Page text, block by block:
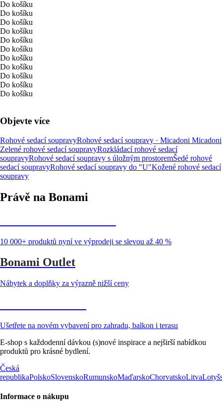
Do košíku
Do košíku
Do košíku
Do košíku
Do košíku
Do košíku
Do košíku
Do košíku
Do košíku
Do košíku
Do košíku
Objevte více
Rohové sedací soupravyRohové sedací soupravy · Micadoni Micadoni
Zelené rohové sedací soupravyRozkládací rohové sedací
soupravyRohové sedací soupravy s úložným prostoremŠedé rohové
sedací soupravyRohové sedací soupravy do "U"Kožené rohové sedací
soupravy
Právě na Bonami
10 000+ produktů nyní ve výprodeji se slevou až 40 %
Bonami Outlet
Nábytek a doplňky za výrazně nižší ceny
Ušetřete na novém vybavení pro zahradu, balkon i terasu
E-shop s každodenní dávkou (s)nové inspirace a nejširší nabídkou
produktů pro krásné bydlení.
Česká
republikaPolskoSlovenskoRumunskoMaďarskoChorvatskoLitva
Informace o nákupu